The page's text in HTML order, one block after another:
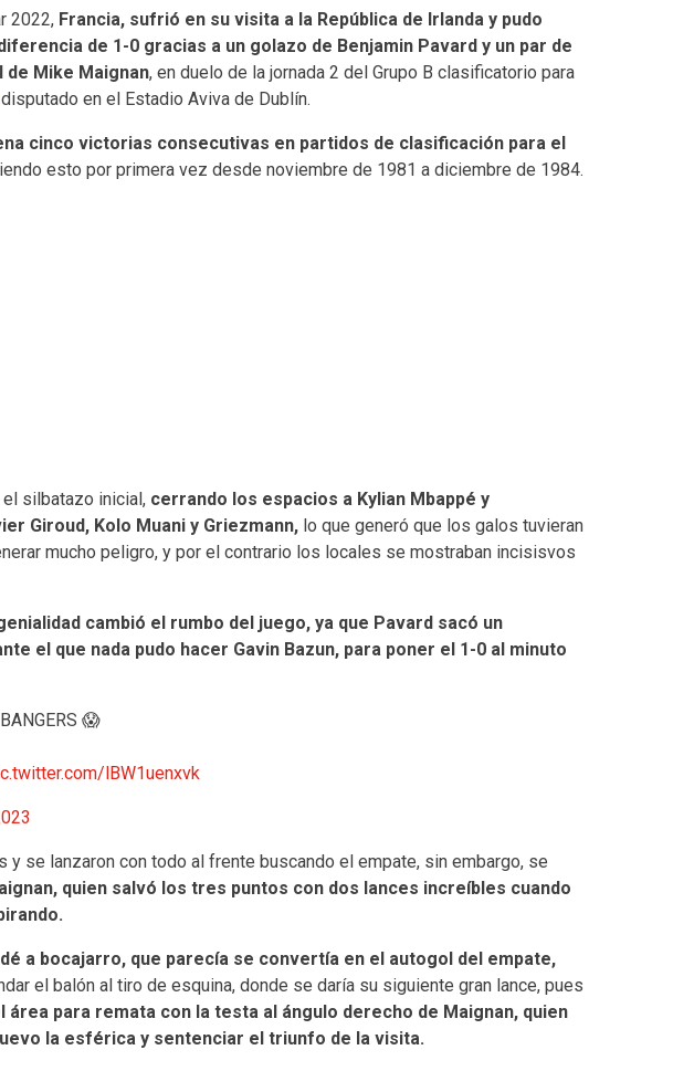
2022, Francia, sufrió en su visita a la República de Irlanda y pudo
de 1-0 gracias a un golazo de Benjamin Pavard y un par de
Mike Maignan, en duelo de la jornada 2 del Grupo B clasificatorio para
en el Estadio Aviva de Dublín.
cinco victorias consecutivas en partidos de clasificación para el
esto por primera vez desde noviembre de 1981 a diciembre de 1984.
silbatazo inicial, cerrando los espacios a Kylian Mbappé y
Giroud, Kolo Muani y Griezmann,lo que generó que los galos tuvieran
mucho peligro, y por el contrario los locales se mostraban incisisvos
cambió el rumbo del juego, ya que Pavard sacó un
el que nada pudo hacer Gavin Bazun, para poner el 1-0 al minuto
😱
lBW1uenxvk
se lanzaron con todo al frente buscando el empate, sin embargo, se
quien salvó los tres puntos con dos lances increíbles cuando
a bocajarro, que parecía se convertía en el autogol del empate,
el balón al tiro de esquina, donde se daría su siguiente gran lance, pues
área para remata con la testa al ángulo derecho de Maignan, quien
la esférica y sentenciar el triunfo de la visita.